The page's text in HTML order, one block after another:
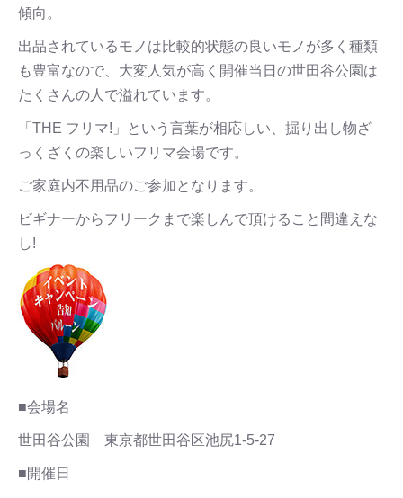
傾向。
出品されているモノは比較的状態の良いモノが多く種類
も豊富なので、大変人気が高く開催当日の世田谷公園は
たくさんの人で溢れています。
「THE フリマ!」という言葉が相応しい、掘り出し物ざ
っくざくの楽しいフリマ会場です。
ご家庭内不用品のご参加となります。
ビギナーからフリークまで楽しんで頂けること間違えな
し!
■会場名
世田谷公園 東京都世田谷区池尻1-5-27
■開催日